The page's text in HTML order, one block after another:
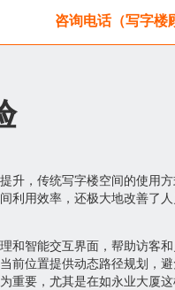
咨询电话（写字楼
升，传统写字楼空间的使用
利用效率，还极大地改善了
和智能交互界面，帮助访客
前位置提供动态路径规划，
重要，尤其是在如永业大厦